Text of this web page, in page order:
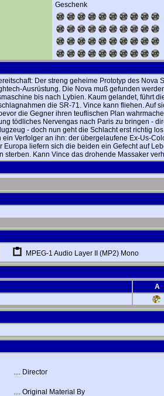
Geschenk
Der streng geheime Prototyp des
Ausrüstung. Die Nova muß gefunden
bis nach Lybien. Kaum gelandet, führt
die SR-71. Vince kann fliehen. Auf
die Gegner ihren teuflischen Plan
tödliches Nervengas nach Paris zu bringen -
- doch nun geht die Schlacht erst richtig
ein Verfolger an ihn: der übergelaufene Ex-Us-
Europa liefern sich die beiden ein Gefecht auf
sterben. Kann Vince das drohende Massaker
MPEG-1 Audio Layer II (MP2) Mono
A
.... Director
.... Original Material By